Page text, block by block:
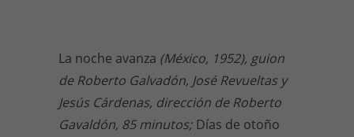
La noche avanza (México, 1952), guion
de Roberto Galvadón, José Revueltas y
Jesús Cárdenas, dirección de Roberto
Gavaldón, 85 minutos; Días de otoño